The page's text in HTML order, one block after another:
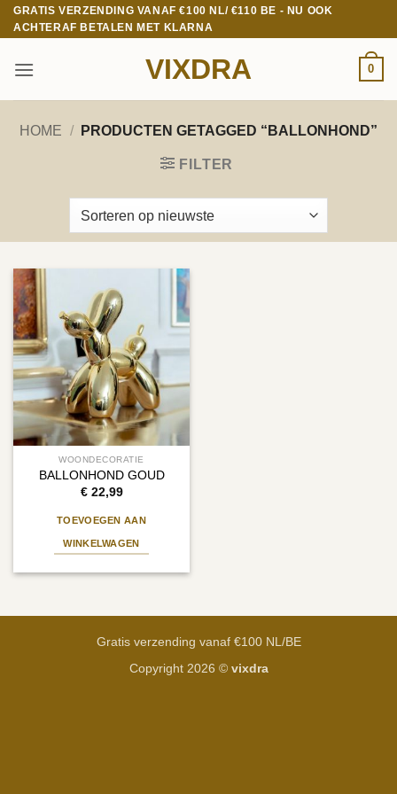
Ga
naar
GRATIS VERZENDING VANAF €100 NL/ €110 BE - NU OOK
ACHTERAF BETALEN MET KLARNA
VIXDRA 0
HOME / PRODUCTEN GETAGGED “BALLONHOND”
FILTER
WOONDECORATIE
BALLONHOND GOUD
€22,99
TOEVOEGEN AAN
WINKELWAGEN
Gratis verzending vanaf €100 NL/BE
Copyright 2026 © vixdra